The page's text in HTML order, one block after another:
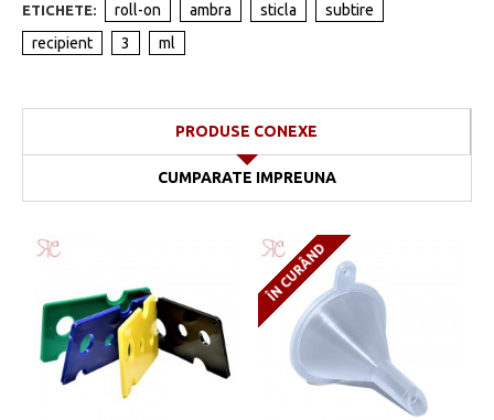
ETICHETE: roll-on ambra sticla
subtire
recipient
3 ml
PRODUSE CONEXE
CUMPARATE IMPREUNA
ÎN CURÂND